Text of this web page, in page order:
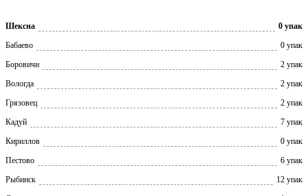
Шексна
0 упак
Бабаево
0 упак
Боровичи
2 упак
Вологда
2 упак
Грязовец
2 упак
Кадуй
7 упак
Кириллов
0 упак
Пестово
6 упак
Рыбинск
12 упак